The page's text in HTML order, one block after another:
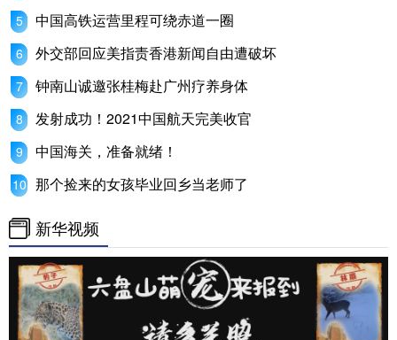
中国高铁运营里程可绕赤道一圈
外交部回应美指责香港新闻自由遭破坏
钟南山诚邀张桂梅赴广州疗养身体
发射成功！2021中国航天完美收官
中国海关，准备就绪！
那个捡来的女孩毕业回乡当老师了
新华视频